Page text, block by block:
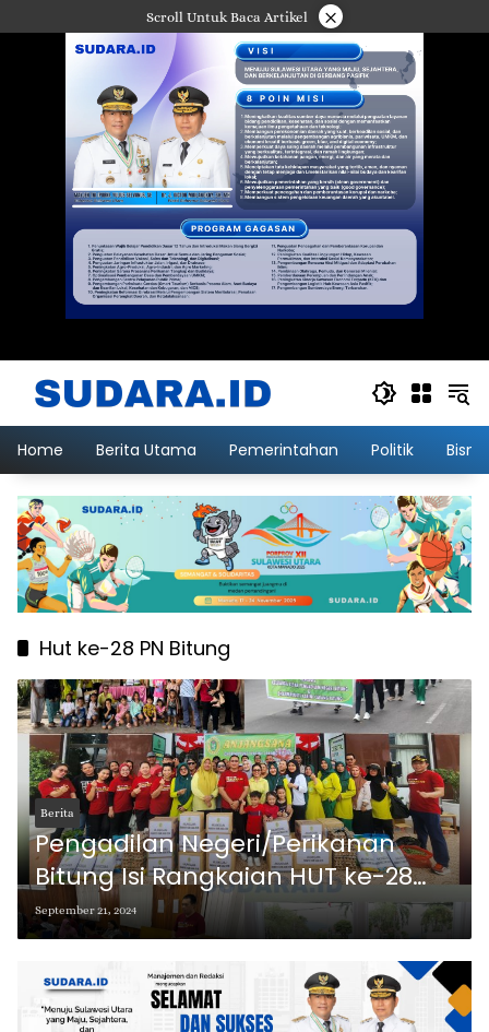
ke
Scroll Untuk Baca Artikel ×
Home Berita Utama Pemerintahan Politik
Hut ke-28 PN Bitung
Berita
Pengadilan Negeri/Perikanan
Bitung Isi Rangkaian HUT ke-28
dengan Kegiatan Sosial
Kemasyarakatan
September 21, 2024